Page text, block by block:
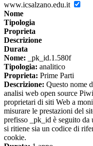
www.icsalzano.edu.it
Nome
Tipologia
Proprieta
Descrizione
Durata
Nome: _pk_id.1.580f
Tipologia: analitico
Proprieta: Prime Parti
Descrizione: Questo nome
analisi web open source
proprietari di siti Web a
misurare le prestazioni del
prefisso _pk_id è seguito da
si ritiene sia un codice di
cookie.